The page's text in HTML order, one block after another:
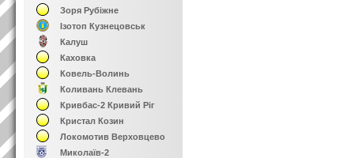
Зоря Рубіжне
Ізотоп Кузнецовськ
Калуш
Каховка
Ковель-Волинь
Коливань Клевань
Кривбас-2 Кривий Ріг
Кристал Козин
Локомотив Верховцево
Миколаїв-2